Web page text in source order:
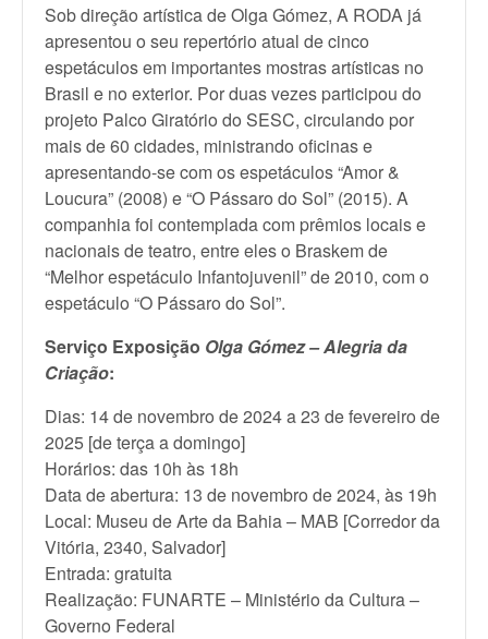
Sob direção artística de Olga Gómez, A RODA já
apresentou o seu repertório atual de cinco
espetáculos em importantes mostras artísticas no
Brasil e no exterior. Por duas vezes participou do
projeto Palco Giratório do SESC, circulando por
mais de 60 cidades, ministrando oficinas e
apresentando-se com os espetáculos “Amor &
Loucura” (2008) e “O Pássaro do Sol” (2015). A
companhia foi contemplada com prêmios locais e
nacionais de teatro, entre eles o Braskem de
“Melhor espetáculo Infantojuvenil” de 2010, com o
espetáculo “O Pássaro do Sol”.
Serviço Exposição Olga Gómez – Alegria da
Criação:
Dias: 14 de novembro de 2024 a 23 de fevereiro de
2025 [de terça a domingo]
Horários: das 10h às 18h
Data de abertura: 13 de novembro de 2024, às 19h
Local: Museu de Arte da Bahia – MAB [Corredor da
Vitória, 2340, Salvador]
Entrada: gratuita
Realização: FUNARTE – Ministério da Cultura –
Governo Federal